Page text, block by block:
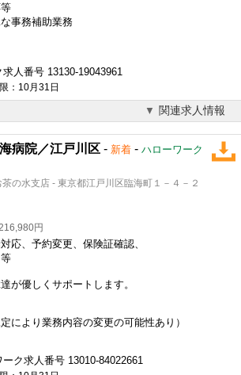
事務補助業務
人番号 13130-19043961
：10月31日
関連求人情報
病院／江戸川区 - 新着 - ハローワーク
の水支店 - 東京都江戸川区臨海町１－４－２
円
応、予約変更、保険証確認、
が優しくサポートします。
により業務内容の変更の可能性あり）
ク求人番号 13010-84022661